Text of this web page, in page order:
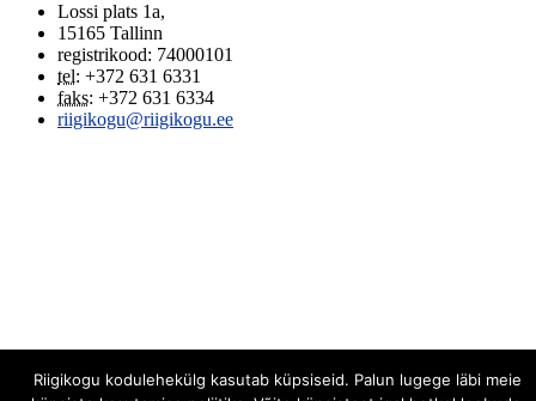
Riigikogu kodulehekülg kasutab küpsiseid. Palun lugege läbi meie
Lossi plats 1a,
15165 Tallinn
registrikood: 74000101
tel: +372 631 6331
faks: +372 631 6334
riigikogu@riigikogu.ee